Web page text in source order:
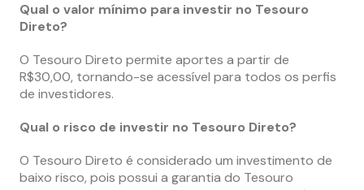
Qual o valor mínimo para investir no Tesouro
Direto?
O Tesouro Direto permite aportes a partir de
R$30,00, tornando-se acessível para todos os perfis
de investidores.
Qual o risco de investir no Tesouro Direto?
O Tesouro Direto é considerado um investimento de
baixo risco, pois possui a garantia do Tesouro